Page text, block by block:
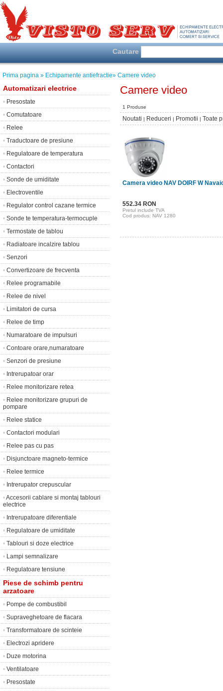
Cautare
Prima pagina » Echipamente antiefractie» Camere video
Automatizari electrice
• Presostate
• Comutatoare
• Relee
• Traductoare de presiune
• Regulatoare de temperatura
• Contactori
• Sonde de umiditate
• Electroventile
• Regulator control cazane termice
• Sonde te temperatura-termocuple
• Termostate de tablou
• Radiatoare incalzire tablou
• Senzori
• Convertizoare de frecventa
• Relee programabile
• Relee de nivel
• Limitatori de cursa
• Relee de timp
• Numaratoare de impulsuri
• Contoare orare,numaratoare
• Senzori de presiune
• Intrerupatoar orar
• Relee monitorizare retea
• Relee monitorizare grupuri de
pompare
• Relee statice
• Contactori modulari
• Relee pas cu pas
• Disjunctoare magneto-termice
• Relee termice
• Intrerupator crepuscular
•Accesorii cablare si montaj tablouri
electrice
• Intrerupatoare diferentiale
• Regulatoare de umiditate
• Tablouri si doze electrice
• Lampi semnalizare
• Regulatoare tensiune
Piese de schimb pentru
arzatoare
• Pompe de combustibil
• Supraveghetoare de flacara
• Transformatoare de scinteie
• Electrozi apridere
• Duze motorina
• Ventilatoare
• Presostate
Camere video
1 Produse
Noutati | Reduceri | Promotii | Toate
Camera video NAV DOIRF W
552.34 RON
Pretul include TVA
Cod produs: NAV 1280